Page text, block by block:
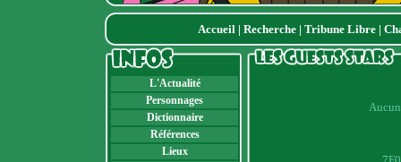
Accueil| Recherche| Tribune Libre |
L'Actualité
Personnages
Dictionnaire
Références
Lieux